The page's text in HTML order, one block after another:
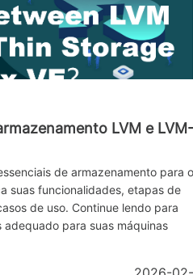
LVM e LVM-
de armazenamento para o
suas funcionalidades, etapas de
de uso. Continue lendo para
para suas máquinas